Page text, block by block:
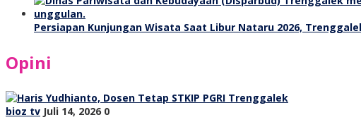
Persiapan Kunjungan Wisata Saat Libur Nataru 2026,
Opini
bioz tv Juli 14, 2026 0